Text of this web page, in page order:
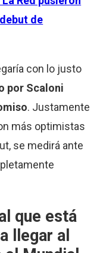
de
con lo justo
por Scaloni
. Justamente
más optimistas
se medirá ante
que está
llegar al